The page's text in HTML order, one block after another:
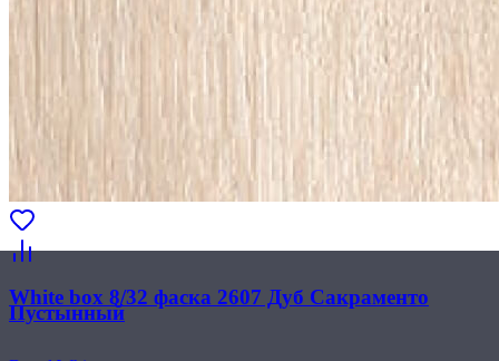
White box 8/32 фаска 2607 Дуб Сакраменто
Пустынный